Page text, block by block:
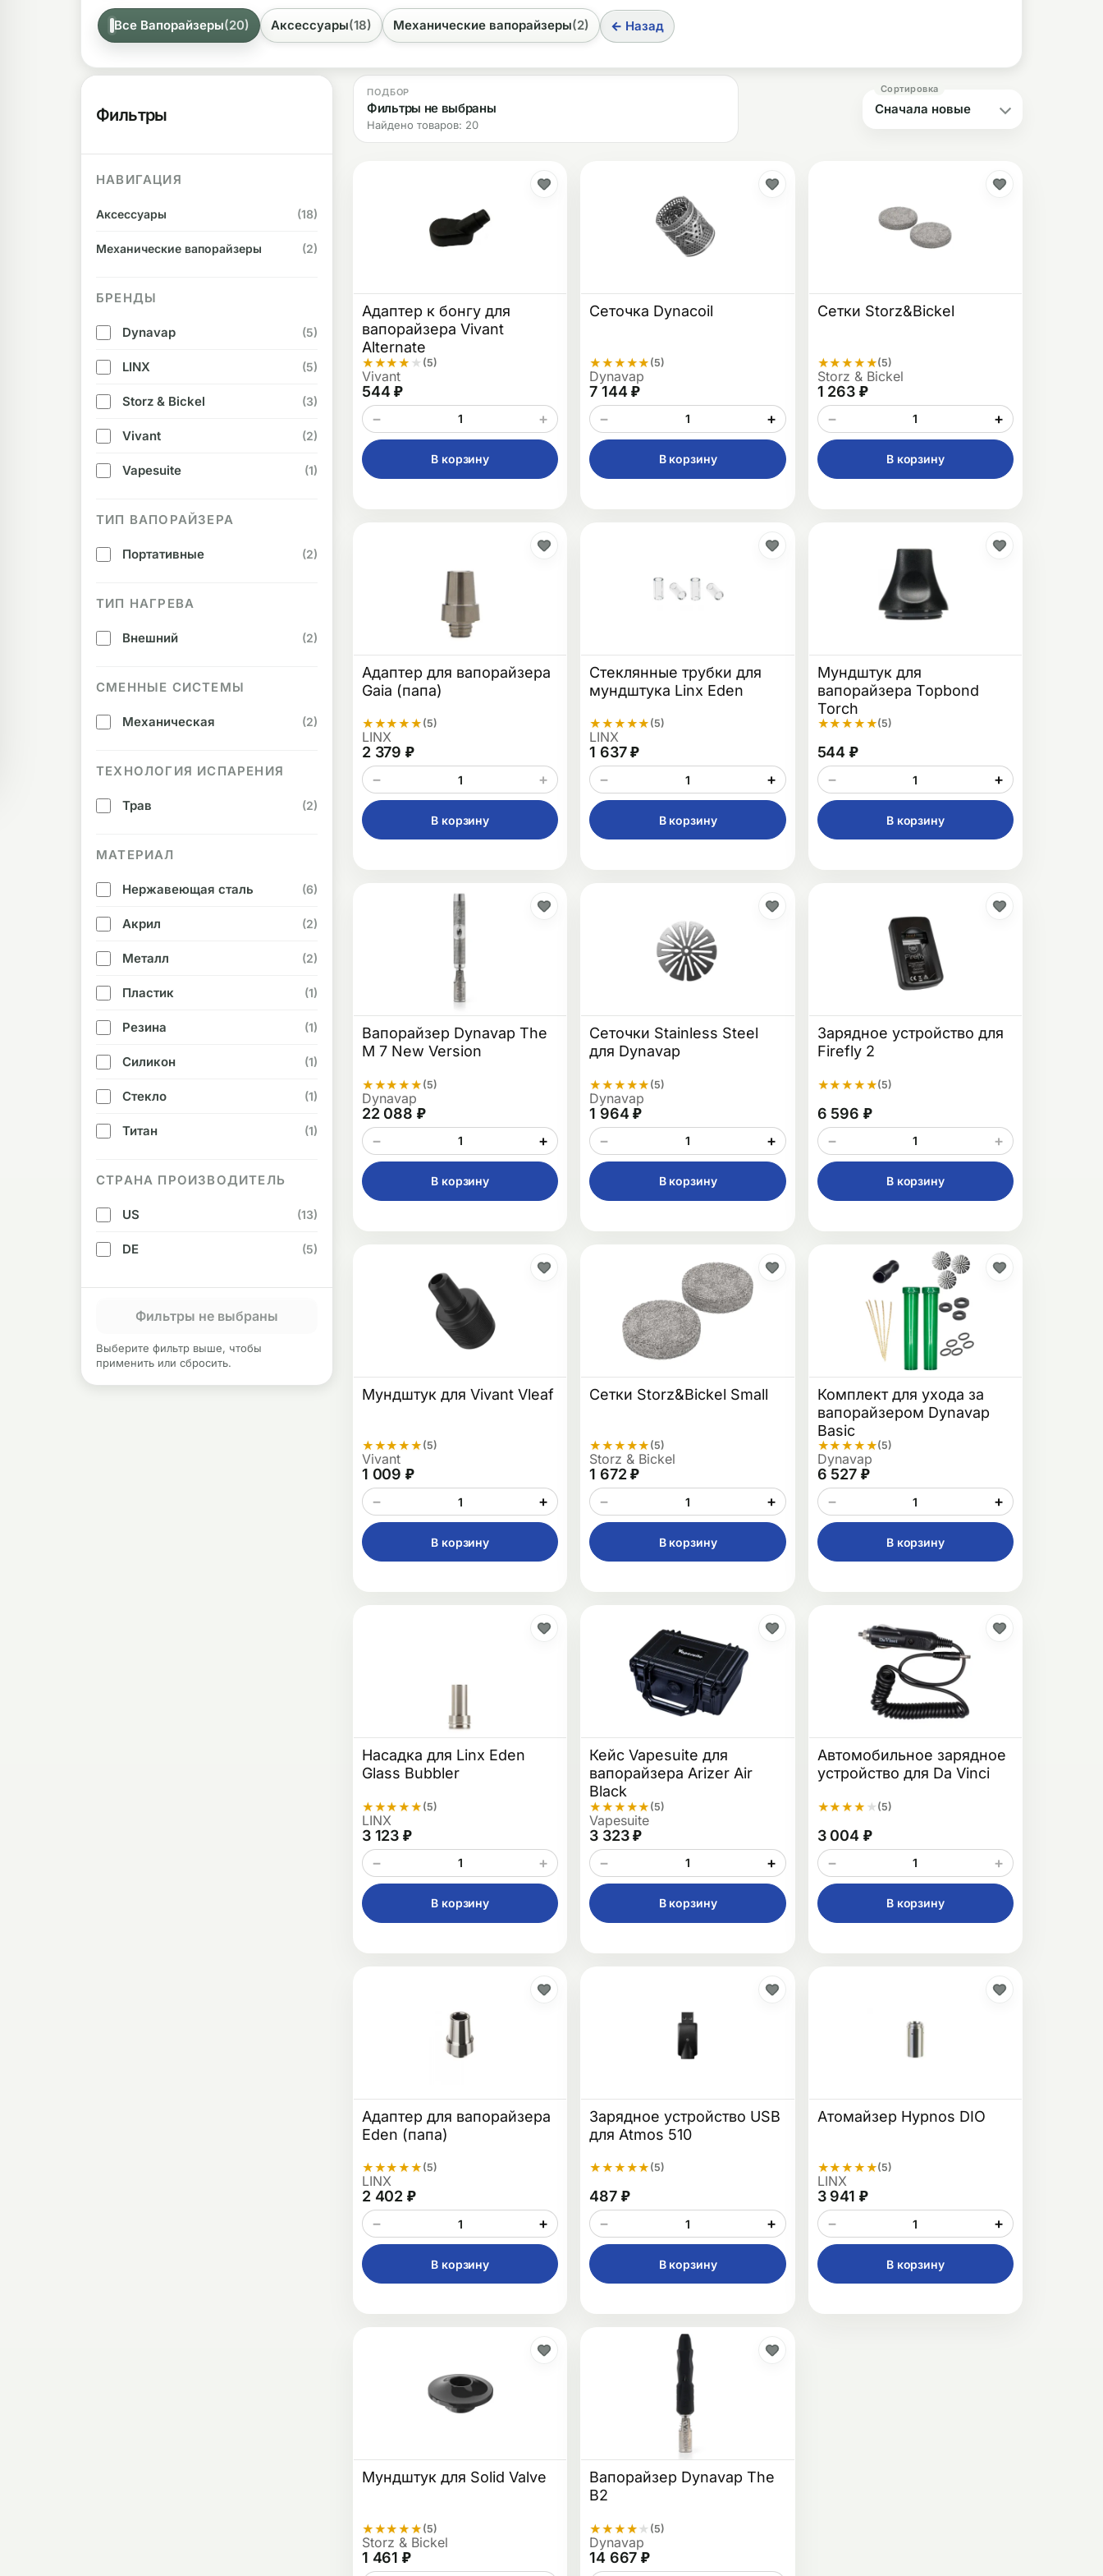
бонги Необычные
Все Вапорайзеры(20) Аксессуары(18) Механические вапорайзеры(2) ← Назад
ПОДБОР
Фильтры не выбраны
Найдено товаров: 20
Фильтры
НАВИГАЦИЯ
Аксессуары (18)
Механические вапорайзеры (2)
БРЕНДЫ
Dynavap (5)
LINX (5)
Storz & Bickel (3)
Vivant (2)
Vapesuite (1)
ТИП ВАПОРАЙЗЕРА
Портативные (2)
ТИП НАГРЕВА
Внешний (2)
СМЕННЫЕ СИСТЕМЫ
Механическая (2)
ТЕХНОЛОГИЯ ИСПАРЕНИЯ
Трав (2)
МАТЕРИАЛ
Нержавеющая сталь (6)
Акрил (2)
Металл (2)
Пластик (1)
Резина (1)
Силикон (1)
Стекло (1)
Титан (1)
СТРАНА ПРОИЗВОДИТЕЛЬ
US (13)
DE (5)
Фильтры не выбраны
Выберите фильтр выше, чтобы
применить или сбросить.
Адаптер к бонгу для
вапорайзера Vivant
Alternate
★★★★ ★ (5)
Vivant
544 ₽
−
+
В корзину
Сеточка Dynacoil
★★★★★ (5)
Dynavap
7 144 ₽
−
+
В корзину
Сетки Storz&Bickel
★★★★★(5)
Storz & Bickel
1 263 ₽
−
+
В корзину
Адаптер для вапорайзера
Gaia (папа)
★★★★★ (5)
LINX
2 379 ₽
−
+
В корзину
Стеклянные трубки для
мундштука Linx Eden
★★★★★ (5)
LINX
1 637 ₽
−
+
В корзину
Мундштук для
вапорайзера Topbond
Torch
★★★★★(5)
544 ₽
−
+
В корзину
Вапорайзер Dynavap The
M 7 New Version
★★★★★ (5)
Dynavap
22 088 ₽
−
+
В корзину
Сеточки Stainless Steel
для Dynavap
★★★★★ (5)
Dynavap
1 964 ₽
−
+
В корзину
Зарядное устройство для
Firefly 2
★★★★★(5)
6 596 ₽
−
+
В корзину
Мундштук для Vivant Vleaf
★★★★★ (5)
Vivant
1 009 ₽
−
+
В корзину
Сетки Storz&Bickel Small
★★★★★ (5)
Storz & Bickel
1 672 ₽
−
+
В корзину
Комплект для ухода за
вапорайзером Dynavap
Basic
★★★★★(5)
Dynavap
6 527 ₽
−
+
В корзину
Насадка для Linx Eden
Glass Bubbler
★★★★★ (5)
LINX
3 123 ₽
−
+
В корзину
Кейс Vapesuite для
вапорайзера Arizer Air
Black
★★★★★ (5)
Vapesuite
3 323 ₽
−
+
В корзину
Автомобильное зарядное
устройство для Da Vinci
★★★★ ★ (5)
3 004 ₽
−
+
В корзину
Адаптер для вапорайзера
Eden (папа)
★★★★★ (5)
LINX
2 402 ₽
−
+
В корзину
Зарядное устройство USB
для Atmos 510
★★★★★ (5)
487 ₽
−
+
В корзину
Атомайзер Hypnos DIO
★★★★★(5)
LINX
3 941 ₽
−
+
В корзину
Мундштук для Solid Valve
★★★★★ (5)
Storz & Bickel
1 461 ₽
Вапорайзер Dynavap The
B2
★★★★★ (5)
Dynavap
14 667 ₽